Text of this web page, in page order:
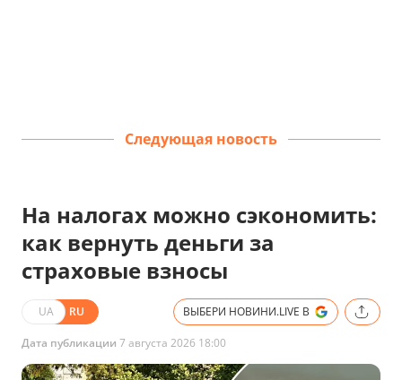
Следующая новость
На налогах можно сэкономить:
как вернуть деньги за
страховые взносы
UA RU ВЫБЕРИ НОВИНИ.LIVE В
Дата публикации 7 августа 2026 18:00